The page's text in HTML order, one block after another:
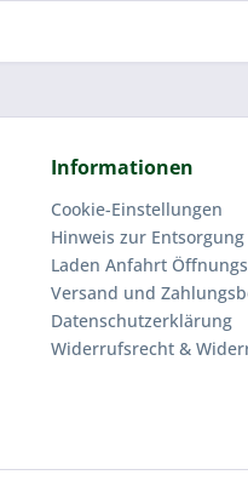
Informationen
Cookie-Einstellungen
Hinweis zur
Laden Anfahrt
Versand und
Datenschutzerklärung
Widerrufsrecht &